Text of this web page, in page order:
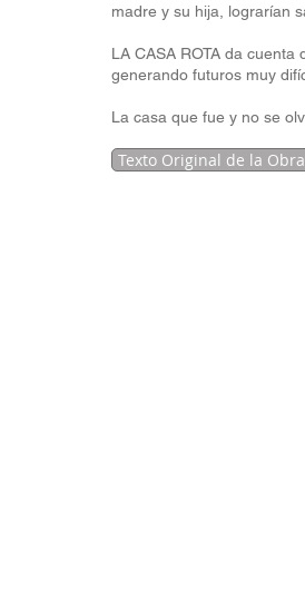
madre y su hija, lograrían
LA CASA ROTA da
generando futuros muy
La casa que fue y no se
Texto Original de la Obra